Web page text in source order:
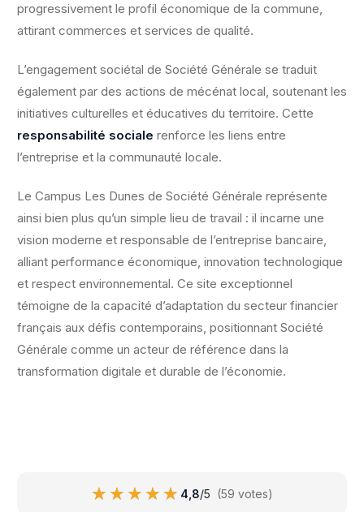
progressivement le profil économique de la commune,
attirant commerces et services de qualité.
L’engagement sociétal de Société Générale se traduit
également par des actions de mécénat local, soutenant les
initiatives culturelles et éducatives du territoire. Cette
responsabilité sociale renforce les liens entre
l’entreprise et la communauté locale.
Le Campus Les Dunes de Société Générale représente
ainsi bien plus qu’un simple lieu de travail : il incarne une
vision moderne et responsable de l’entreprise bancaire,
alliant performance économique, innovation technologique
et respect environnemental. Ce site exceptionnel
témoigne de la capacité d’adaptation du secteur financier
français aux défis contemporains, positionnant Société
Générale comme un acteur de référence dans la
transformation digitale et durable de l’économie.
★★★★★
★★★★★ 4,8/5 (59 votes)